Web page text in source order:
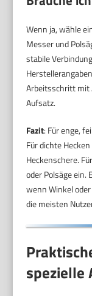
Wenn ja, wähle
Messer und
stabile
Arbeitsschritt mit
Aufsatz.
Fazit: Für enge,
Für dichte
Heckenschere.
oder Polsäge ein.
wenn Winkel
die meisten
spezielle